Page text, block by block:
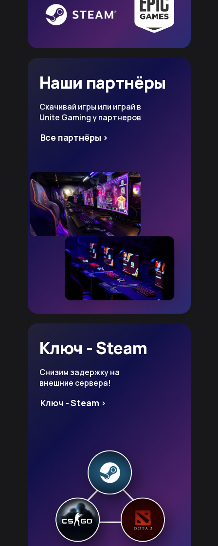
Наши партнёры
Скачивай игры или играй в
Unite Gaming у партнеров
Все партнёры >
Ключ - Steam
Снизим задержку на
внешние сервера!
Ключ - Steam >